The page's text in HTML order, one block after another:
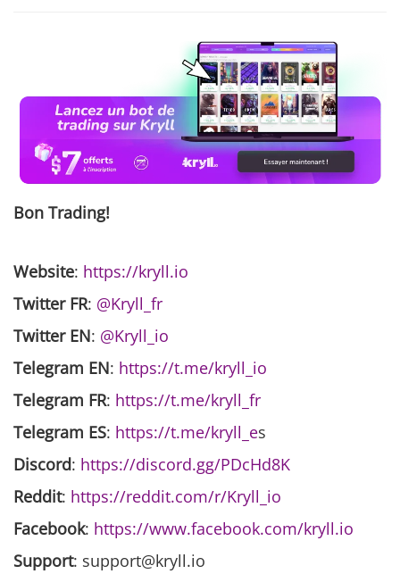
Bon Trading!
Website: https://kryll.io
Twitter FR: @Kryll_fr
Twitter EN: @Kryll_io
Telegram EN: https://t.me/kryll_io
Telegram FR: https://t.me/kryll_fr
Telegram ES: https://t.me/kryll_es
Discord: https://discord.gg/PDcHd8K
Reddit: https://reddit.com/r/Kryll_io
Facebook: https://www.facebook.com/kryll.io
Support: support@kryll.io